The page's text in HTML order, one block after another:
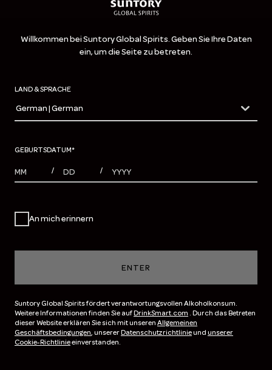
Willkommen bei Suntory Global Spirits. Geben Sie Ihre Daten
ein, um die Seite zu betreten.
LAND & SPRACHE
countryDropdown
German | German
GEBURTSDATUM*
MONTHS
/ DAYS / YEAR
An mich erinnern
ENTER
Suntory Global Spirits fördert verantwortungsvollen Alkoholkonsum.
Weitere Informationen finden Sie aufDrinkSmart.com . Durch das Betreten
dieser Website erklären Sie sich mit unseren Allgemeinen
Geschäftsbedingungen, unsererDatenschutzrichtlinieund unserer
Cookie-Richtlinieeinverstanden.